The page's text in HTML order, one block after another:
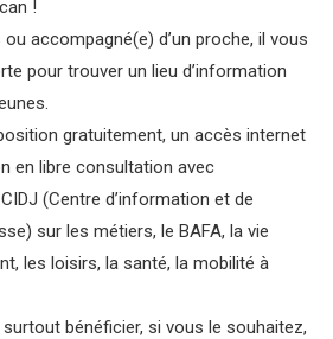
!
accompagné(e) d’un proche, il vous
pour trouver un lieu d’information
gratuitement, un accès internet
en libre consultation avec
(Centre d’information et de
sur les métiers, le BAFA, la vie
les loisirs, la santé, la mobilité à
bénéficier, si vous le souhaitez,